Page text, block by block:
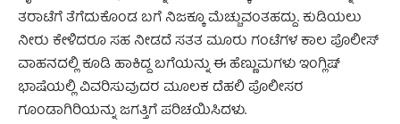
ತರಾಟೆಗೆ ತೆಗೆದುಕೊಂಡ ಬಗೆ ನಿಜಕ್ಕೂ ಮೆಚ್ಚುವಂತಹದ್ದು. ಕುಡಿಯಲು
ನೀರು ಕೇಳಿದರೂ ಸಹ ನೀಡದೆ ಸತತ ಮೂರು ಗಂಟೆಗಳ ಕಾಲ ಪೊಲೀಸ್
ವಾಹನದಲ್ಲಿ ಕೂಡಿ ಹಾಕಿದ್ದ ಬಗೆಯನ್ನು ಈ ಹೆಣ್ಣುಮಗಳು ಇಂಗ್ಲಿಷ್
ಭಾಷೆಯಲ್ಲಿ ವಿವರಿಸುವುದರ ಮೂಲಕ ದೆಹಲಿ ಪೊಲೀಸರ
ಗೂಂಡಾಗಿರಿಯನ್ನು ಜಗತ್ತಿಗೆ ಪರಿಚಯಿಸಿದಳು.